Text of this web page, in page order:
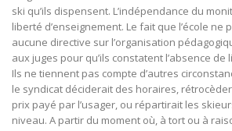
ski qu’ils dispensent. L’indépendance du
liberté d’enseignement. Le fait que l’école ne
aucune directive sur l’organisation
aux juges pour qu’ils constatent l’absence
Ils ne tiennent pas compte d’autres
le syndicat déciderait des horaires,
prix payé par l’usager, ou répartirait les
niveau. A partir du moment où, à tort ou à